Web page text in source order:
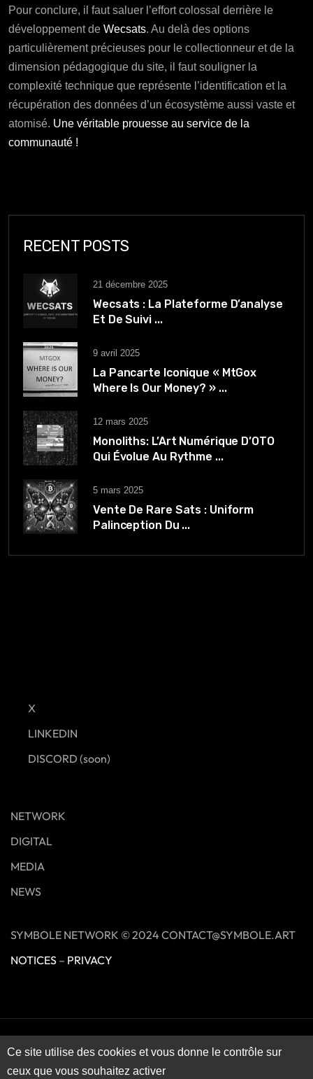
Pour conclure, il faut saluer l’effort colossal derrière le
développement de Wecsats. Au delà des options
particulièrement précieuses pour le collectionneur et de la
dimension pédagogique du site, il faut souligner la
complexité technique que représente l’identification et la
récupération des données d’un écosystème aussi vaste et
atomisé. Une véritable prouesse au service de la
communauté !
RECENT POSTS
21 décembre 2025
Wecsats : La Plateforme D’analyse
Et De Suivi ...
9 avril 2025
La Pancarte Iconique « MtGox
Where Is Our Money? » ...
12 mars 2025
Monoliths: L’Art Numérique D’OTO
Qui Évolue Au Rythme ...
5 mars 2025
Vente De Rare Sats : Uniform
Palinception Du ...
X
LINKEDIN
DISCORD (soon)
NETWORK
DIGITAL
MEDIA
NEWS
SYMBOLE NETWORK © 2024 CONTACT@SYMBOLE.ART
NOTICES – PRIVACY
Ce site utilise des cookies et vous donne le contrôle sur
ceux que vous souhaitez activer